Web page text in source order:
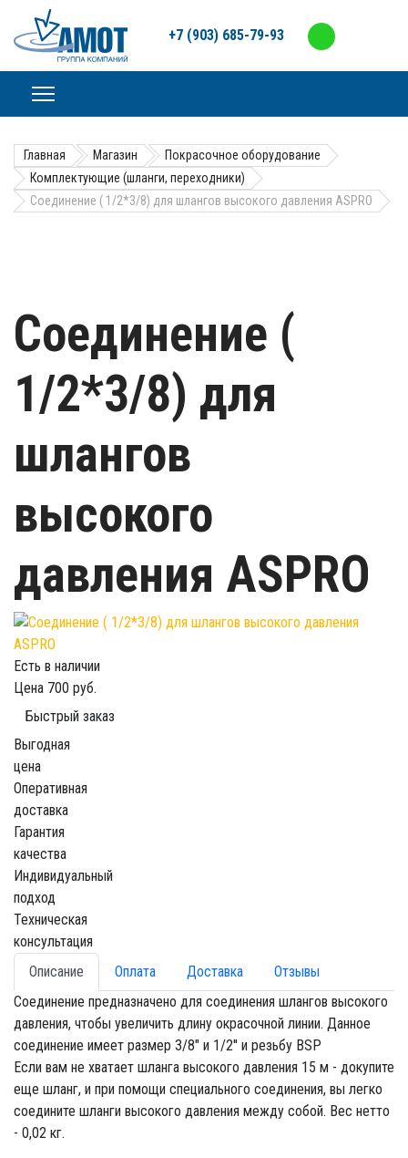
+7 (903) 685-79-93
Главная Магазин
Покрасочное оборудование
Комплектующие (шланги, переходники)
Соединение ( 1/2*3/8) для шлангов высокого давления ASPRO
Соединение (
1/2*3/8) для
шлангов
высокого
давления ASPRO
Есть в наличии
Цена 700 руб.
Быстрый заказ
Выгодная
цена
Оперативная
доставка
Гарантия
качества
Индивидуальный
подход
Техническая
консультация
Описание
Оплата Доставка
Отзывы
Соединение предназначено для соединения шлангов высокого
давления, чтобы увеличить длину окрасочной линии. Данное
соединение имеет размер 3/8" и 1/2'' и резьбу BSP
Если вам не хватает шланга высокого давления 15 м - докупите
еще шланг, и при помощи специального соединения, вы легко
соедините шланги высокого давления между собой. Вес нетто
- 0,02 кг.